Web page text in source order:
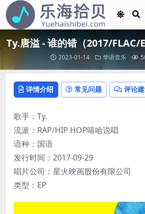
Ty.唐溢 - 谁的错（2017/FLAC/
2023-01-14 华语音乐
详情介绍 常见问题 评论
歌手：Ty.
流派：RAP/HIP HOP嘻哈说唱
语种：国语
发行时间：2017-09-29
唱片公司：星火映画股份有限公司
类型：EP